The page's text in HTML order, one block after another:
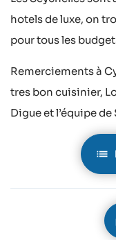
hotels de luxe, on
pour tous les
Remerciements à
tres bon cuisinier,
Digue et l’équipe